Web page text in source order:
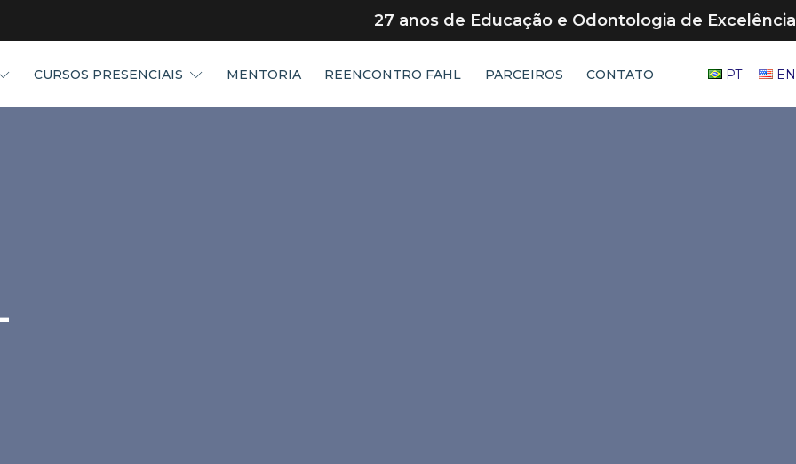
27 anos de Educação e Odontologia de Excelência
CURSOS PRESENCIAIS MENTORIA REENCONTRO FAHL PARCEIROS CONTATO PT EN